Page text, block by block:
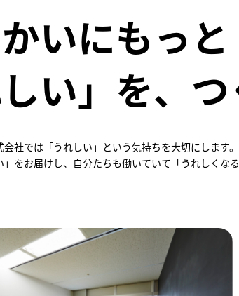
いにもっと
しい」を、
会社では「うれしい」という気持ちを大切にします。
をお届けし、自分たちも働いていて「うれしくな